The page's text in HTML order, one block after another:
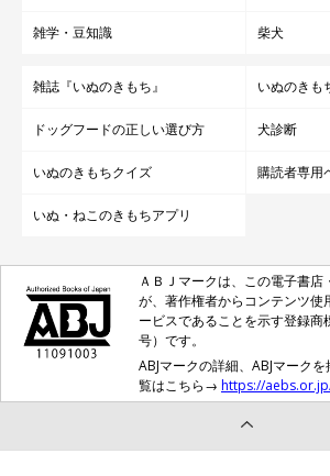
雑学・豆知識 柴犬
雑誌『いぬのきもち』 いぬのきも
ドッグフードの正しい選び方 犬診断
いぬのきもちクイズ 購読者専用
いぬ・ねこのきもちアプリ
ＡＢＪマークは、この電子書店
が、著作権者からコンテンツ使
ービスであることを示す登録
号）です。
ABJマークの詳細、ABJマーク
覧はこちら→ https://